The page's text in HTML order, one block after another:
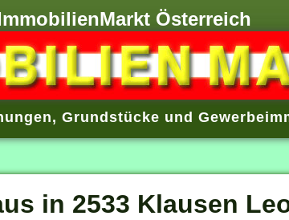
Österreich
, Grundstücke und
in 2533 Klausen